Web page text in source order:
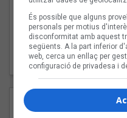
94
És possible que alguns
personals per motius
disconformitat amb aquest
següents. A la part inferior
web, cerca un enllaç per
configuració de privadesa i